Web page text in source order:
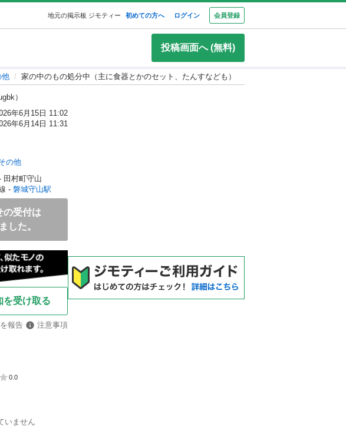
地元の掲示板 ジモティー 初めての方へ ログイン 会員登録
投稿画面へ (無料)
他 家の中のもの処分中（主に食器とかのセット、たんすなども）
）
年6月15日 11:02
年6月14日 11:31
の他
田村町守山
- 磐城守山駅
の受付は
した。
を受け取る
報告
注意事項
0.0
いません